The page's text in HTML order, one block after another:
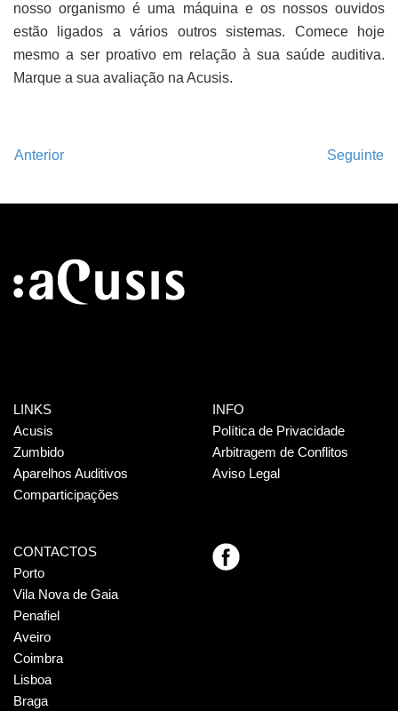
nosso organismo é uma máquina e os nossos ouvidos
estão ligados a vários outros sistemas. Comece hoje
mesmo a ser proativo em relação à sua saúde auditiva.
Marque a sua avaliação na Acusis.
Anterior Seguinte
LINKS
Acusis
Zumbido
Aparelhos Auditivos
Comparticipações
INFO
Política de Privacidade
Arbitragem de Conflitos
Aviso Legal
CONTACTOS
Porto
Vila Nova de Gaia
Penafiel
Aveiro
Coimbra
Lisboa
Braga